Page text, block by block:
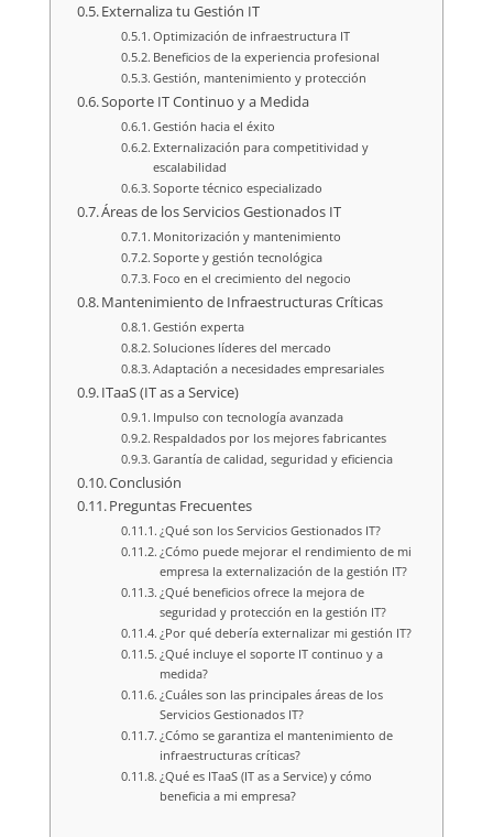
Externaliza tu Gestión IT
Optimización de infraestructura IT
Beneficios de la experiencia profesional
Gestión, mantenimiento y protección
Soporte IT Continuo y a Medida
Gestión hacia el éxito
Externalización para competitividad y
escalabilidad
Soporte técnico especializado
Áreas de los Servicios Gestionados IT
Monitorización y mantenimiento
Soporte y gestión tecnológica
Foco en el crecimiento del negocio
Mantenimiento de Infraestructuras Críticas
Gestión experta
Soluciones líderes del mercado
Adaptación a necesidades empresariales
ITaaS (IT as a Service)
Impulso con tecnología avanzada
Respaldados por los mejores fabricantes
Garantía de calidad, seguridad y eficiencia
Conclusión
Preguntas Frecuentes
¿Qué son los Servicios Gestionados IT?
¿Cómo puede mejorar el rendimiento de mi
empresa la externalización de la gestión IT?
¿Qué beneficios ofrece la mejora de
seguridad y protección en la gestión IT?
¿Por qué debería externalizar mi gestión IT?
¿Qué incluye el soporte IT continuo y a
medida?
¿Cuáles son las principales áreas de los
Servicios Gestionados IT?
¿Cómo se garantiza el mantenimiento de
infraestructuras críticas?
¿Qué es ITaaS (IT as a Service) y cómo
beneficia a mi empresa?